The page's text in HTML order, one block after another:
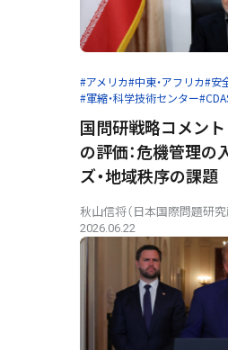
#アメリカ#中東・アフリカ#安
#軍縮・科学技術センター
国問研戦略コメント
の評価：危機管理の
ズ・地域秩序の課題
秋山信将（日本国際問題研
2026.06.22